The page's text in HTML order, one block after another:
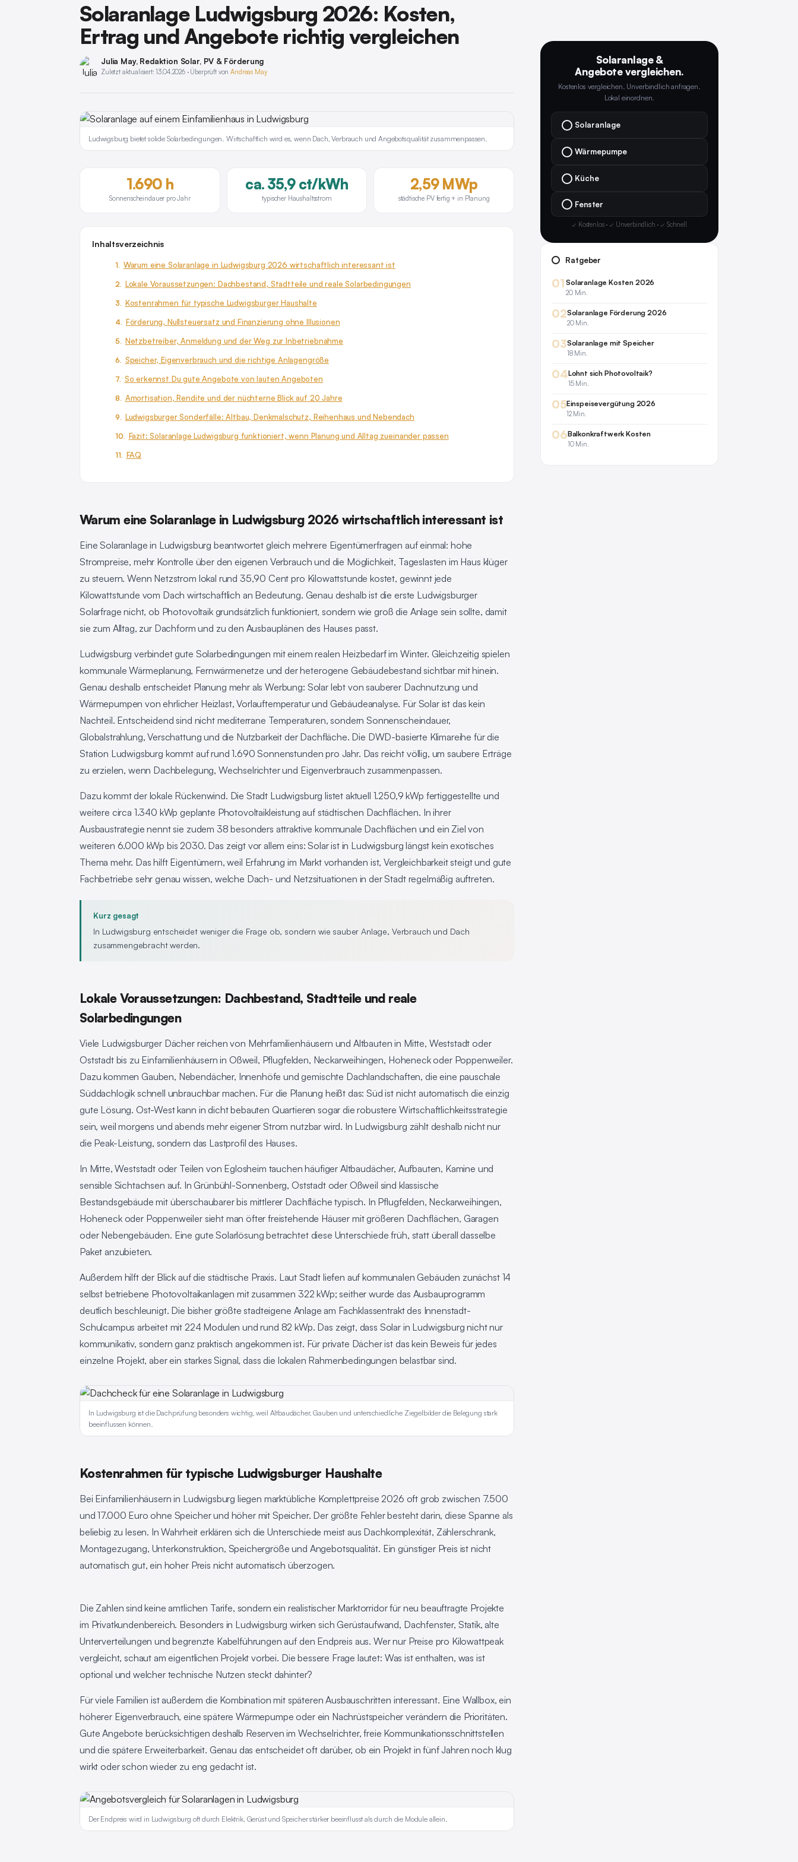
Solaranlage Ludwigsburg 2026: Kosten,
Ertrag und Angebote richtig vergleichen
Julia May, Redaktion Solar, PV & Förderung
Zuletzt aktualisiert: 13.04.2026 · Überprüft vonAndreas May
Ludwigsburg bietet solide Solarbedingungen. Wirtschaftlich wird es, wenn Dach, Verbrauch und Angebotsqualität zusammenpassen.
1.690 h
Sonnenscheindauer pro Jahr
ca. 35,9 ct/kWh
typischer Haushaltsstrom
2,59 MWp
städtische PV fertig + in Planung
Inhaltsverzeichnis
Warum eine Solaranlage in Ludwigsburg 2026 wirtschaftlich interessant ist
Lokale Voraussetzungen: Dachbestand, Stadtteile und reale Solarbedingungen
Kostenrahmen für typische Ludwigsburger Haushalte
Förderung, Nullsteuersatz und Finanzierung ohne Illusionen
Netzbetreiber, Anmeldung und der Weg zur Inbetriebnahme
Speicher, Eigenverbrauch und die richtige Anlagengröße
So erkennst Du gute Angebote von lauten Angeboten
Amortisation, Rendite und der nüchterne Blick auf 20 Jahre
Ludwigsburger Sonderfälle: Altbau, Denkmalschutz, Reihenhaus und Nebendach
Fazit: Solaranlage Ludwigsburg funktioniert, wenn Planung und Alltag zueinander passen
FAQ
Warum eine Solaranlage in Ludwigsburg 2026 wirtschaftlich interessant ist
Eine Solaranlage in Ludwigsburg beantwortet gleich mehrere Eigentümerfragen auf einmal: hohe
Strompreise, mehr Kontrolle über den eigenen Verbrauch und die Möglichkeit, Tageslasten im Haus klüger
zu steuern. Wenn Netzstrom lokal rund 35,90 Cent pro Kilowattstunde kostet, gewinnt jede
Kilowattstunde vom Dach wirtschaftlich an Bedeutung. Genau deshalb ist die erste Ludwigsburger
Solarfrage nicht, ob Photovoltaik grundsätzlich funktioniert, sondern wie groß die Anlage sein sollte, damit
sie zum Alltag, zur Dachform und zu den Ausbauplänen des Hauses passt.
Ludwigsburg verbindet gute Solarbedingungen mit einem realen Heizbedarf im Winter. Gleichzeitig spielen
kommunale Wärmeplanung, Fernwärmenetze und der heterogene Gebäudebestand sichtbar mit hinein.
Genau deshalb entscheidet Planung mehr als Werbung: Solar lebt von sauberer Dachnutzung und
Wärmepumpen von ehrlicher Heizlast, Vorlauftemperatur und Gebäudeanalyse. Für Solar ist das kein
Nachteil. Entscheidend sind nicht mediterrane Temperaturen, sondern Sonnenscheindauer,
Globalstrahlung, Verschattung und die Nutzbarkeit der Dachfläche. Die DWD-basierte Klimareihe für die
Station Ludwigsburg kommt auf rund 1.690 Sonnenstunden pro Jahr. Das reicht völlig, um saubere Erträge
zu erzielen, wenn Dachbelegung, Wechselrichter und Eigenverbrauch zusammenpassen.
Dazu kommt der lokale Rückenwind. Die Stadt Ludwigsburg listet aktuell 1.250,9 kWp fertiggestellte und
weitere circa 1.340 kWp geplante Photovoltaikleistung auf städtischen Dachflächen. In ihrer
Ausbaustrategie nennt sie zudem 38 besonders attraktive kommunale Dachflächen und ein Ziel von
weiteren 6.000 kWp bis 2030. Das zeigt vor allem eins: Solar ist in Ludwigsburg längst kein exotisches
Thema mehr. Das hilft Eigentümern, weil Erfahrung im Markt vorhanden ist, Vergleichbarkeit steigt und gute
Fachbetriebe sehr genau wissen, welche Dach- und Netzsituationen in der Stadt regelmäßig auftreten.
Kurz gesagt
In Ludwigsburg entscheidet weniger die Frage ob, sondern wie sauber Anlage, Verbrauch und Dach
zusammengebracht werden.
Lokale Voraussetzungen: Dachbestand, Stadtteile und reale
Solarbedingungen
Viele Ludwigsburger Dächer reichen von Mehrfamilienhäusern und Altbauten in Mitte, Weststadt oder
Oststadt bis zu Einfamilienhäusern in Oßweil, Pflugfelden, Neckarweihingen, Hoheneck oder Poppenweiler.
Dazu kommen Gauben, Nebendächer, Innenhöfe und gemischte Dachlandschaften, die eine pauschale
Süddachlogik schnell unbrauchbar machen. Für die Planung heißt das: Süd ist nicht automatisch die einzig
gute Lösung. Ost-West kann in dicht bebauten Quartieren sogar die robustere Wirtschaftlichkeitsstrategie
sein, weil morgens und abends mehr eigener Strom nutzbar wird. In Ludwigsburg zählt deshalb nicht nur
die Peak-Leistung, sondern das Lastprofil des Hauses.
In Mitte, Weststadt oder Teilen von Eglosheim tauchen häufiger Altbaudächer, Aufbauten, Kamine und
sensible Sichtachsen auf. In Grünbühl-Sonnenberg, Oststadt oder Oßweil sind klassische
Bestandsgebäude mit überschaubarer bis mittlerer Dachfläche typisch. In Pflugfelden, Neckarweihingen,
Hoheneck oder Poppenweiler sieht man öfter freistehende Häuser mit größeren Dachflächen, Garagen
oder Nebengebäuden. Eine gute Solarlösung betrachtet diese Unterschiede früh, statt überall dasselbe
Paket anzubieten.
Außerdem hilft der Blick auf die städtische Praxis. Laut Stadt liefen auf kommunalen Gebäuden zunächst 14
selbst betriebene Photovoltaikanlagen mit zusammen 322 kWp; seither wurde das Ausbauprogramm
deutlich beschleunigt. Die bisher größte stadteigene Anlage am Fachklassentrakt des Innenstadt-
Schulcampus arbeitet mit 224 Modulen und rund 82 kWp. Das zeigt, dass Solar in Ludwigsburg nicht nur
kommunikativ, sondern ganz praktisch angekommen ist. Für private Dächer ist das kein Beweis für jedes
einzelne Projekt, aber ein starkes Signal, dass die lokalen Rahmenbedingungen belastbar sind.
In Ludwigsburg ist die Dachprüfung besonders wichtig, weil Altbaudächer, Gauben und unterschiedliche Ziegelbilder die Belegung stark
beeinflussen können.
Kostenrahmen für typische Ludwigsburger Haushalte
Bei Einfamilienhäusern in Ludwigsburg liegen marktübliche Komplettpreise 2026 oft grob zwischen 7.500
und 17.000 Euro ohne Speicher und höher mit Speicher. Der größte Fehler besteht darin, diese Spanne als
beliebig zu lesen. In Wahrheit erklären sich die Unterschiede meist aus Dachkomplexität, Zählerschrank,
Montagezugang, Unterkonstruktion, Speichergröße und Angebotsqualität. Ein günstiger Preis ist nicht
automatisch gut, ein hoher Preis nicht automatisch überzogen.
Die Zahlen sind keine amtlichen Tarife, sondern ein realistischer Marktorridor für neu beauftragte Projekte
im Privatkundenbereich. Besonders in Ludwigsburg wirken sich Gerüstaufwand, Dachfenster, Statik, alte
Unterverteilungen und begrenzte Kabelführungen auf den Endpreis aus. Wer nur Preise pro Kilowattpeak
vergleicht, schaut am eigentlichen Projekt vorbei. Die bessere Frage lautet: Was ist enthalten, was ist
optional und welcher technische Nutzen steckt dahinter?
Für viele Familien ist außerdem die Kombination mit späteren Ausbauschritten interessant. Eine Wallbox, ein
höherer Eigenverbrauch, eine spätere Wärmepumpe oder ein Nachrüstspeicher verändern die Prioritäten.
Gute Angebote berücksichtigen deshalb Reserven im Wechselrichter, freie Kommunikationsschnittstellen
und die spätere Erweiterbarkeit. Genau das entscheidet oft darüber, ob ein Projekt in fünf Jahren noch klug
wirkt oder schon wieder zu eng gedacht ist.
Der Endpreis wird in Ludwigsburg oft durch Elektrik, Gerüst und Speicher stärker beeinflusst als durch die Module allein.
Solaranlage &
Angebote vergleichen.
Kostenlos vergleichen. Unverbindlich anfragen.
Lokal einordnen.
Solaranlage
Wärmepumpe
Küche
Fenster
✓ Kostenlos · ✓ Unverbindlich · ✓ Schnell
Ratgeber
01 Solaranlage Kosten 2026
20 Min.
02Solaranlage Förderung 2026
20 Min.
03Solaranlage mit Speicher
18 Min.
04Lohnt sich Photovoltaik?
15 Min.
05Einspeisevergütung 2026
12 Min.
06Balkonkraftwerk Kosten
10 Min.